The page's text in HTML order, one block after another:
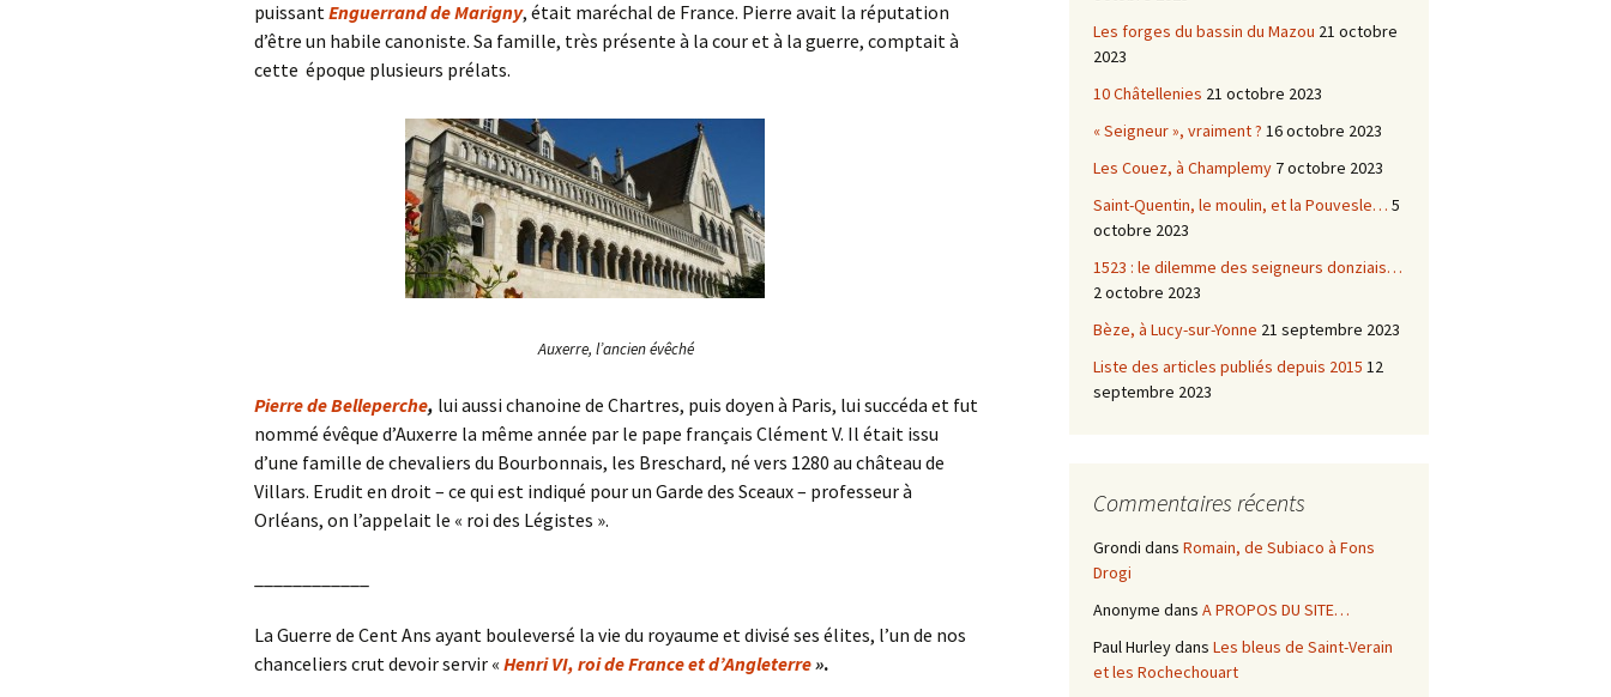
puissantEnguerrand de Marigny, était maréchal de France. Pierre avait la réputation
d’être un habile canoniste. Sa famille, très présente à la cour et à la guerre, comptait à
cette époque plusieurs prélats.
Auxerre, l’ancien évêché
Pierre de Belleperche, lui aussi chanoine de Chartres, puis doyen à Paris, lui succéda et fut
nommé évêque d’Auxerre la même année par le pape français Clément V. Il était issu
d’une famille de chevaliers du Bourbonnais, les Breschard, né vers 1280 au château de
Villars. Erudit en droit – ce qui est indiqué pour un Garde des Sceaux – professeur à
Orléans, on l’appelait le « roi des Légistes ».
La Guerre de Cent Ans ayant bouleversé la vie du royaume et divisé ses élites, l’un de nos
chanceliers crut devoir servir « Henri VI, roi de France et d’Angleterre».
Les forges du bassin du Mazou 21 octobre
2023
10 Châtellenies 21 octobre 2023
« Seigneur », vraiment ? 16 octobre 2023
Les Couez, à Champlemy 7 octobre 2023
Saint-Quentin, le moulin, et la Pouvesle… 5
octobre 2023
1523 : le dilemme des seigneurs donziais…
2 octobre 2023
Bèze, à Lucy-sur-Yonne 21 septembre 2023
Liste des articles publiés depuis 2015 12
septembre 2023
Commentaires récents
Grondi dans Romain, de Subiaco à Fons
Drogi
Anonyme dans A PROPOS DU SITE…
Paul Hurleydans Les bleus de Saint-Verain
et les Rochechouart